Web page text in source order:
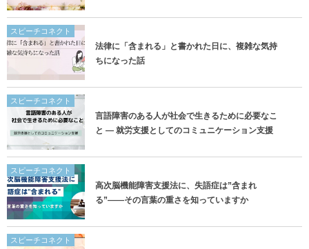
スピーチコネクト
法律に「含まれる」と書かれた日に、複雑な気持
ちになった話
スピーチコネクト
言語障害のある人が社会で生きるために必要なこ
と ― 就労支援としてのコミュニケーション支援
スピーチコネクト
高次脳機能障害支援法に、失語症は”含まれ
る”——その言葉の重さを知っていますか
スピーチコネクト